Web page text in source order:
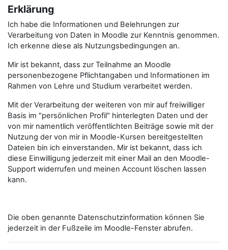
Erklärung
Ich habe die Informationen und Belehrungen zur
Verarbeitung von Daten in Moodle zur Kenntnis genommen.
Ich erkenne diese als Nutzungsbedingungen an.
Mir ist bekannt, dass zur Teilnahme an Moodle
personenbezogene Pflichtangaben und Informationen im
Rahmen von Lehre und Studium verarbeitet werden.
Mit der Verarbeitung der weiteren von mir auf freiwilliger
Basis im "persönlichen Profil" hinterlegten Daten und der
von mir namentlich veröffentlichten Beiträge sowie mit der
Nutzung der von mir in Moodle-Kursen bereitgestellten
Dateien bin ich einverstanden. Mir ist bekannt, dass ich
diese Einwilligung jederzeit mit einer Mail an den Moodle-
Support widerrufen und meinen Account löschen lassen
kann.
Die oben genannte Datenschutzinformation können Sie
jederzeit in der Fußzeile im Moodle-Fenster abrufen.